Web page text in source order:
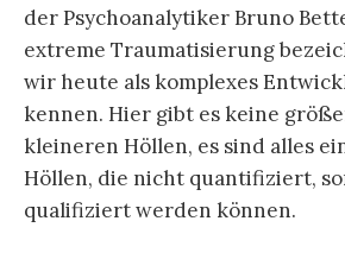
der Psychoanalytiker Bruno
extreme Traumatisierung
wir heute als komplexes
kennen. Hier gibt es keine
kleineren Höllen, es sind alles
Höllen, die nicht quantifiziert,
qualifiziert werden können.